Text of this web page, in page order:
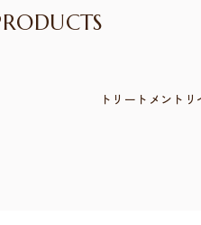
トリートメント